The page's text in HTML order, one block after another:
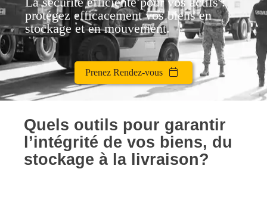
protégez efficacement vos biens en
stockage et en mouvement.
Prenez Rendez-vous
Quels outils pour garantir
l’intégrité de vos biens, du
stockage à la livraison?